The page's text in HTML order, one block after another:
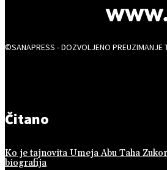
©SANAPRESS - DOZVOLJENO PREUZIMANJE
Čitano
Ko je tajnovita Umeja Abu Taha
biografija